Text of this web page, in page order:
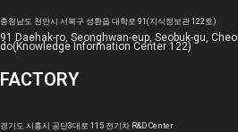
충청남도 천안시 서북구 성환읍 대학로 91(지식정보관 122호)
91 Daehak-ro, Seonghwan-eup, Seobuk-gu,
do(Knowledge Information Center 122)
FACTORY
경기도 시흥시 공단3대로 115 전기차 R&D Center